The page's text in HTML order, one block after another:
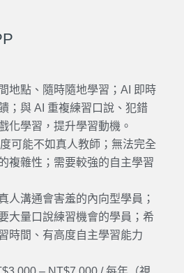
地點、隨時隨地學習；AI 即時
；與 AI 重複練習口說、犯錯
化學習，提升學習動機。
可能不如真人教師；無法完全
複雜性；需要較強的自主學習
人溝通會害羞的內向型學員；
大量口說練習機會的學員；希
時間、有高度自主學習能力